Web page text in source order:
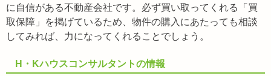
に自信がある不動産会社です。必ず買い取ってくれる「買
取保障」を掲げているため、物件の購入にあたっても相談
してみれば、力になってくれることでしょう。
H・Kハウスコンサルタントの情報